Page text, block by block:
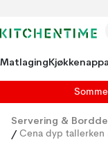
Matlaging
S
Servering &
/ Cena dyp